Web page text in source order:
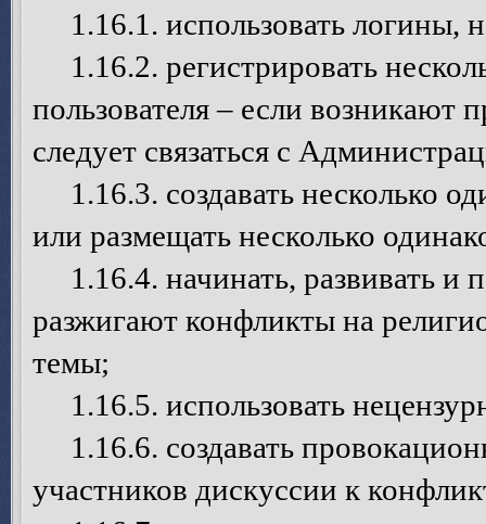
1.16.1. использовать логины,
1.16.2. регистрировать
пользователя – если возникают
следует связаться с
1.16.3. создавать несколько
или размещать несколько
1.16.4. начинать, развивать и
разжигают конфликты на
темы;
1.16.5. использовать
1.16.6. создавать
участников дискуссии к